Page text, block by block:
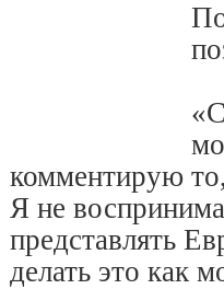
комментирую
Я не
представлять
делать это как